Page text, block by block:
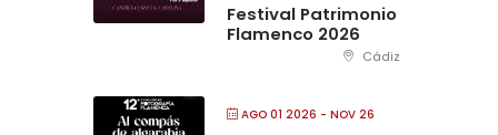
Festival Patrimonio
Flamenco 2026
Cádiz
AGO 01 2026 - NOV 26